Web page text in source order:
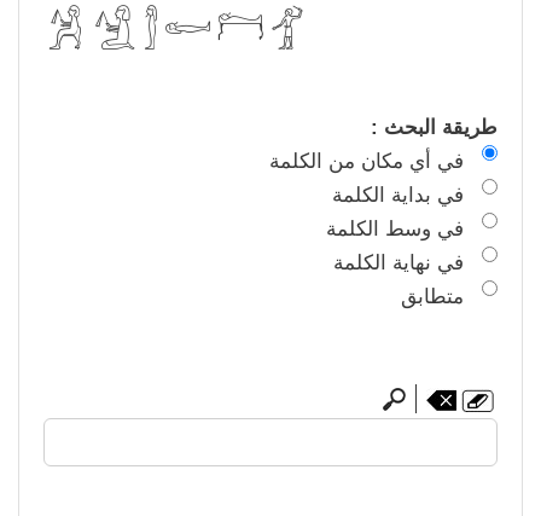
𓀼 𓀽 𓀾𓀿𓁀𓁄
طريقة البحث :
في أي مكان من الكلمة
في بداية الكلمة
في وسط الكلمة
في نهاية الكلمة
متطابق